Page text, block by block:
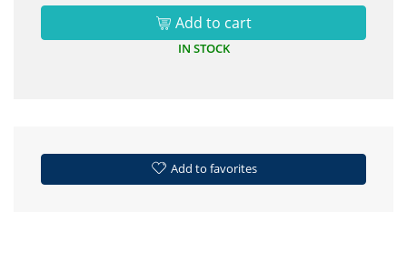
Add to cart
IN STOCK
Add to favorites